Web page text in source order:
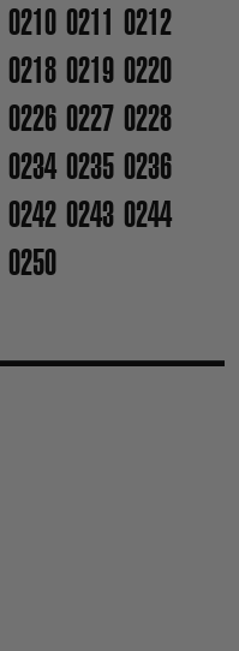
0210 0211 0212
0218 0219 0220
0226 0227 0228
0234 0235 0236
0242 0243 0244
0250